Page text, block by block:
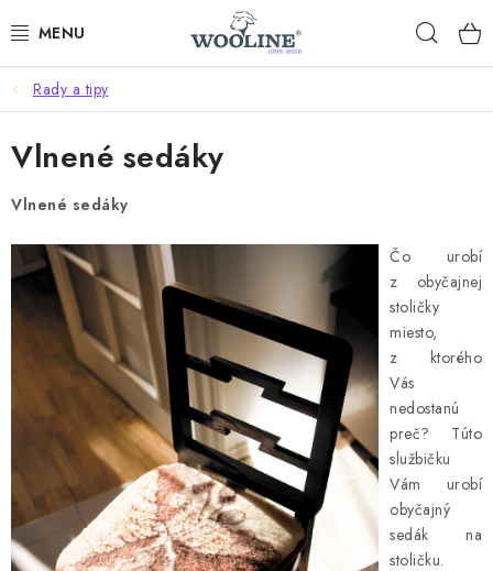
na
AKCIE
OBLEČENIE Z VLNY
OBUV
DOMOV A SPANIE
SAUNA A ZDRAVIE
ZÁHRADA
Dodanie tovaru a ceny za doručenie
Hodnotenie obchodu
Kontakty
Odmeny pre našich zákazníkov Moja objednávka
Rady a tipy
Vlnené sedáky
Vlnené sedáky
Čo urobí
z obyčajnej
stoličky
miesto,
z ktorého
Vás
nedostanú
preč? Túto
službičku
Vám urobí
obyčajný
sedák na
stoličku.